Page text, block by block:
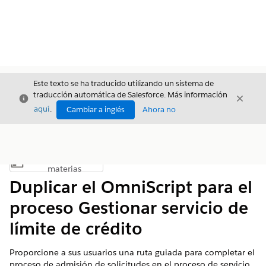
Cerrar
Este texto se ha traducido utilizando un sistema de
traducción automática de Salesforce. Más información
aquí. Cambiar a inglés Ahora no
Cerrar
Mostrar índice de materias
materias
Duplicar el OmniScript para el
proceso Gestionar servicio de
límite de crédito
Proporcione a sus usuarios una ruta guiada para completar el